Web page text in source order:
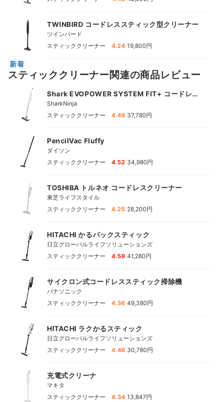
TWINBIRD コードレススティック型クリーナー
ツインバード
スティッククリーナー
4.24 19,800円
新着
スティッククリーナー関連の商品レビュー
Shark EVOPOWER SYSTEM FIT+ コードレス
スティッククリーナー
SharkNinja
スティッククリーナー
4.49 37,780円
PencilVac Fluffy
ダイソン
スティッククリーナー
4.52 34,980円
TOSHIBA トルネオ コードレスクリーナー
東芝ライフスタイル
スティッククリーナー
4.25 28,200円
HITACHI かるパックスティック
日立グローバルライフソリューションズ
スティッククリーナー
4.59 41,280円
サイクロン式コードレススティック掃除機
パナソニック
スティッククリーナー
4.36 49,380円
HITACHI ラクかるスティック
日立グローバルライフソリューションズ
スティッククリーナー
4.46 30,780円
充電式クリーナ
マキタ
スティッククリーナー
4.34 13,847円